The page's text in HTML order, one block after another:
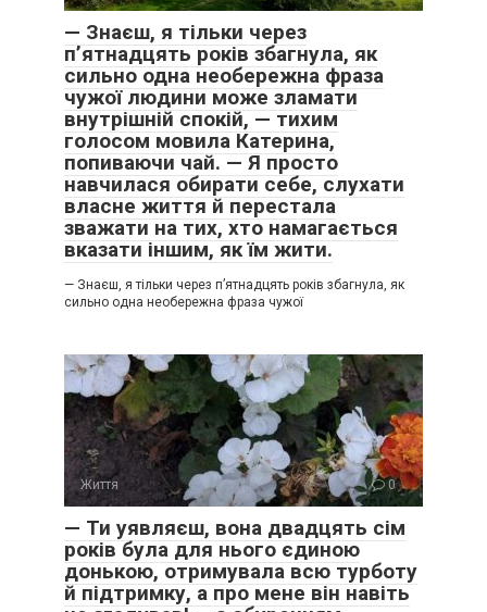
— Знаєш, я тільки через
п’ятнадцять років збагнула, як
сильно одна необережна фраза
чужої людини може зламати
внутрішній спокій, — тихим
голосом мовила Катерина,
попиваючи чай. — Я просто
навчилася обирати себе, слухати
власне життя й перестала
зважати на тих, хто намагається
вказати іншим, як їм жити.
— Знаєш, я тільки через п’ятнадцять років збагнула, як
сильно одна необережна фраза чужої
Життя 0
— Ти уявляєш, вона двадцять сім
років була для нього єдиною
донькою, отримувала всю турботу
й підтримку, а про мене він навіть